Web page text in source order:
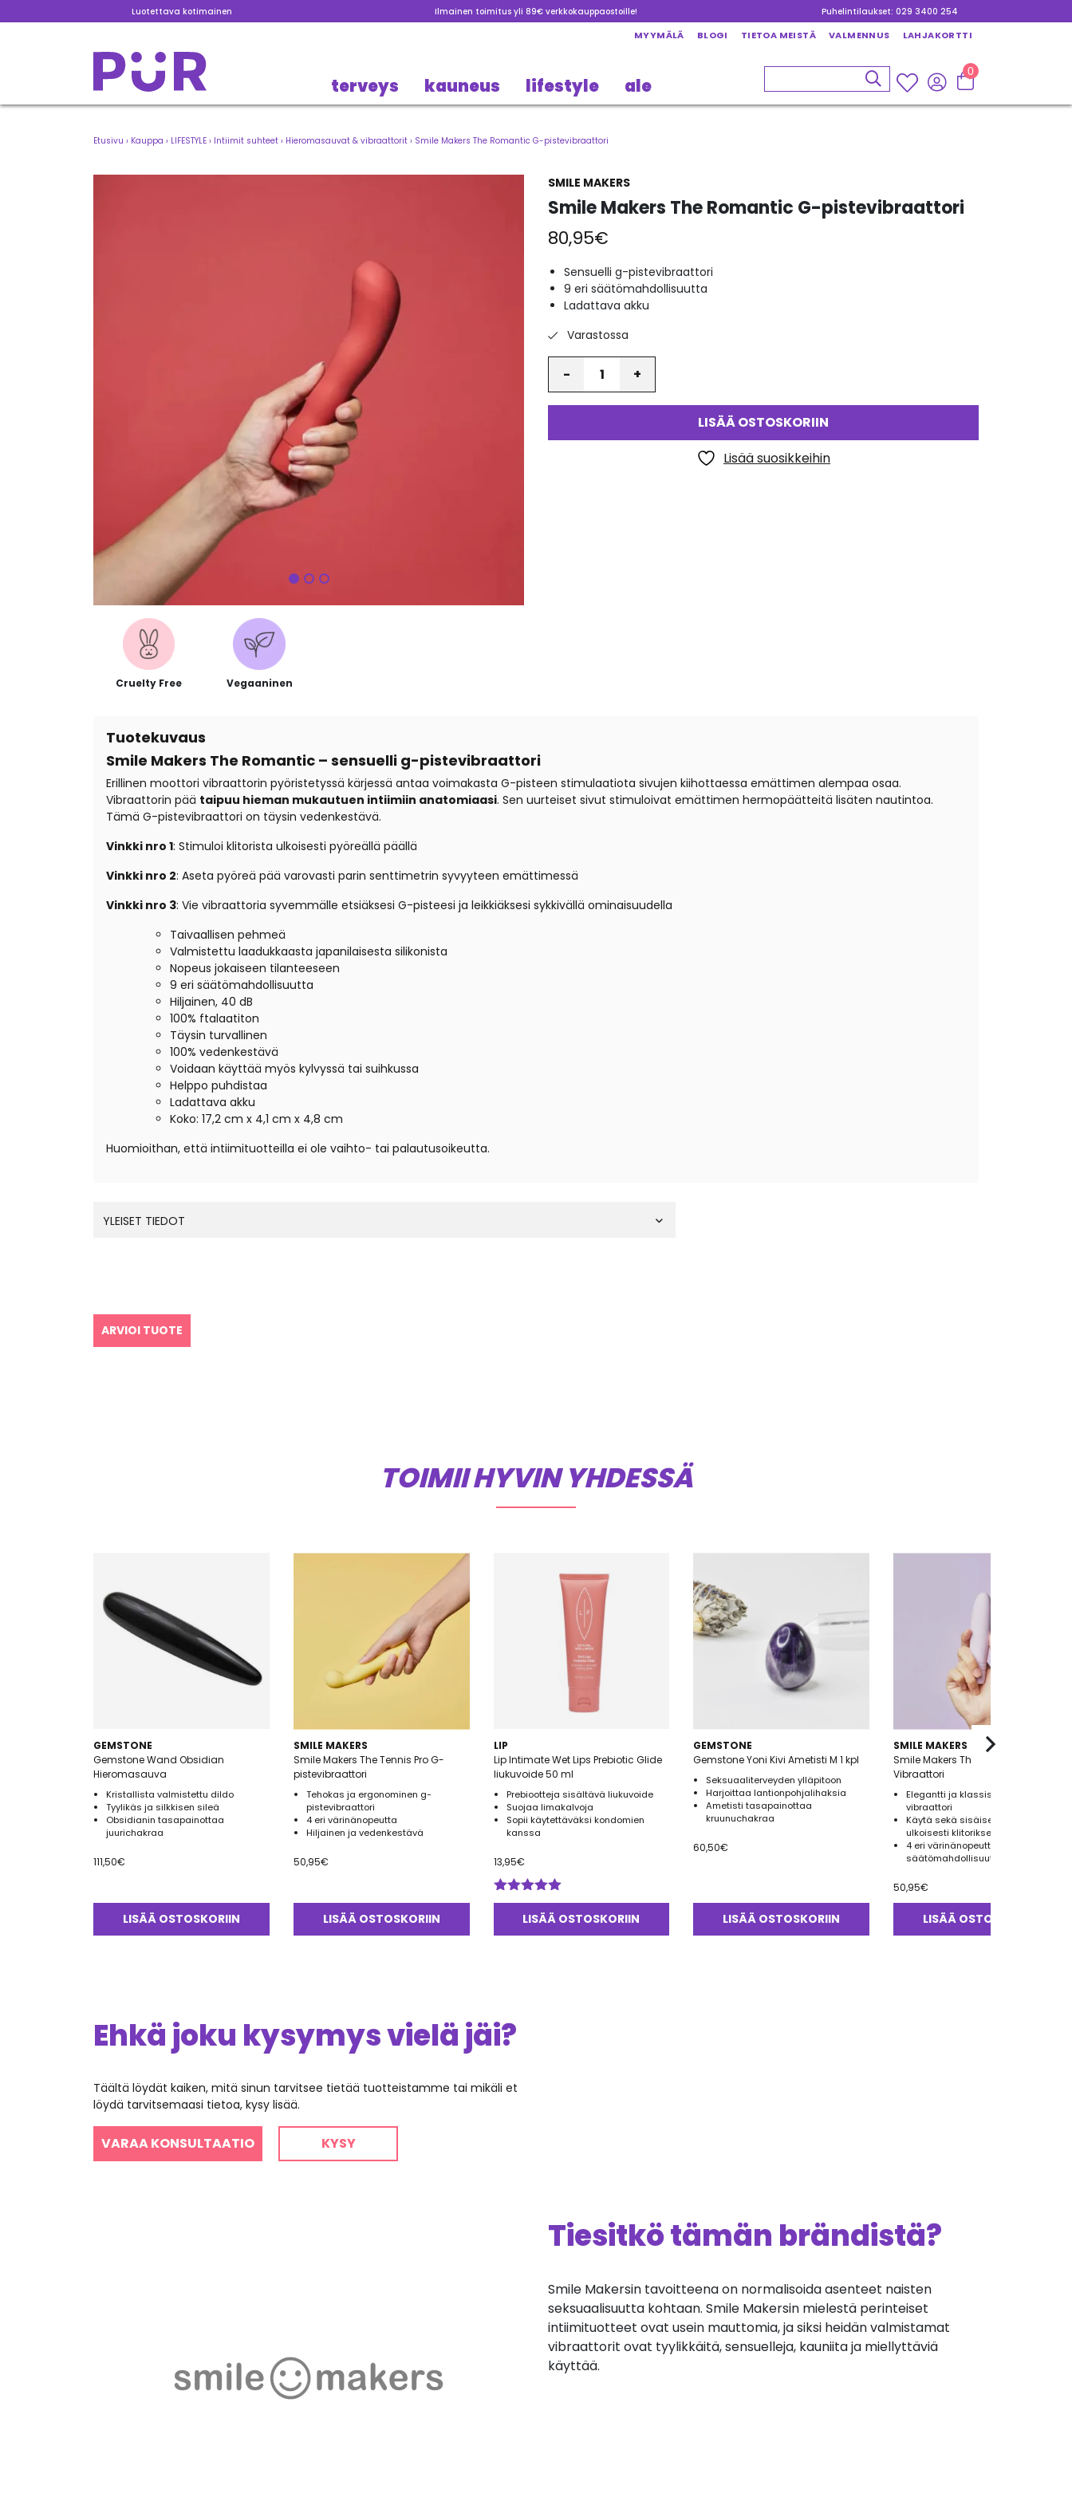
Luotettava kotimainen Ilmainen toimitus yli 89€ verkkokauppaostoille! Puhelintilaukset: 029 3400 254
MYYMÄLÄ BLOGI TIETOA MEISTÄ VALMENNUS LAHJAKORTTI
terveys kauneus lifestyle ale
0
Etusivu › Kauppa › LIFESTYLE › Intiimit suhteet › Hieromasauvat & vibraattorit › Smile Makers The Romantic G-pistevibraattori
Seuraava
SMILE MAKERS
Smile Makers The Romantic G-pistevibraattori
80,95€
Sensuelli g-pistevibraattori
9 eri säätömahdollisuutta
Ladattava akku
Varastossa
LISÄÄ OSTOSKORIIN
Lisää suosikkeihin
Cruelty Free Vegaaninen
Tuotekuvaus
Smile Makers The Romantic – sensuelli g-pistevibraattori
Erillinen moottori vibraattorin pyöristetyssä kärjessä antaa voimakasta G-pisteen stimulaatiota sivujen kiihottaessa emättimen alempaa osaa.
Vibraattorin pää taipuu hieman mukautuen intiimiin anatomiaasi. Sen uurteiset sivut stimuloivat emättimen hermopäätteitä lisäten nautintoa.
Tämä G-pistevibraattori on täysin vedenkestävä.
Vinkki nro 1: Stimuloi klitorista ulkoisesti pyöreällä päällä
Vinkki nro 2: Aseta pyöreä pää varovasti parin senttimetrin syvyyteen emättimessä
Vinkki nro 3: Vie vibraattoria syvemmälle etsiäksesi G-pisteesi ja leikkiäksesi sykkivällä ominaisuudella
Taivaallisen pehmeä
Valmistettu laadukkaasta japanilaisesta silikonista
Nopeus jokaiseen tilanteeseen
9 eri säätömahdollisuutta
Hiljainen, 40 dB
100% ftalaatiton
Täysin turvallinen
100% vedenkestävä
Voidaan käyttää myös kylvyssä tai suihkussa
Helppo puhdistaa
Ladattava akku
Koko: 17,2 cm x 4,1 cm x 4,8 cm
Huomioithan, että intiimituotteilla ei ole vaihto- tai palautusoikeutta.
YLEISET TIEDOT
ARVIOI TUOTE
TOIMII HYVIN YHDESSÄ
GEMSTONE
Gemstone Wand Obsidian
Hieromasauva
Kristallista valmistettu dildo
Tyylikäs ja silkkisen sileä
Obsidianin tasapainottaa
juurichakraa
111,50€
LISÄÄ OSTOSKORIIN
SMILE MAKERS
Smile Makers The Tennis Pro G-
pistevibraattori
Tehokas ja ergonominen g-
pistevibraattori
4 eri värinänopeutta
Hiljainen ja vedenkestävä
50,95€
LISÄÄ OSTOSKORIIN
LIP
Lip Intimate Wet Lips Prebiotic Glide
liukuvoide 50 ml
Prebiootteja sisältävä liukuvoide
Suojaa limakalvoja
Sopii käytettäväksi kondomien
kanssa
13,95€
Arvostelu
tuotteesta:
LISÄÄ OSTOSKORIIN
GEMSTONE
Gemstone Yoni Kivi Ametisti M 1 kpl
Seksuaaliterveyden ylläpitoon
Harjoittaa lantionpohjalihaksia
Ametisti tasapainottaa
kruunuchakraa
60,50€
LISÄÄ OSTOSKORIIN
SMILE MAKERS
Smile Makers The Billionaire
Vibraattori
Elegantti ja klassisen tyylikäs
vibraattori
Käytä sekä sisäisesti että
ulkoisesti klitoriksen stimulointiin
4 eri värinänopeutta ja 2 sykkivää
säätömahdollisuutta
50,95€
LISÄÄ OSTOSKORIIN
Ehkä joku kysymys vielä jäi?
Täältä löydät kaiken, mitä sinun tarvitsee tietää tuotteistamme tai mikäli et
löydä tarvitsemaasi tietoa, kysy lisää.
VARAA KONSULTAATIO KYSY
Tiesitkö tämän brändistä?
Smile Makersin tavoitteena on normalisoida asenteet naisten
seksuaalisuutta kohtaan. Smile Makersin mielestä perinteiset
intiimituotteet ovat usein mauttomia, ja siksi heidän valmistamat
vibraattorit ovat tyylikkäitä, sensuelleja, kauniita ja miellyttäviä
käyttää.